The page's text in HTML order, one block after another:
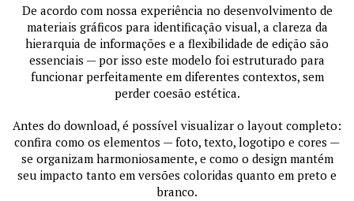
De acordo com nossa experiência no desenvolvimento de
materiais gráficos para identificação visual, a clareza da
hierarquia de informações e a flexibilidade de edição são
essenciais — por isso este modelo foi estruturado para
funcionar perfeitamente em diferentes contextos, sem
perder coesão estética.
Antes do download, é possível visualizar o layout completo:
confira como os elementos — foto, texto, logotipo e cores —
se organizam harmoniosamente, e como o design mantém
seu impacto tanto em versões coloridas quanto em preto e
branco.